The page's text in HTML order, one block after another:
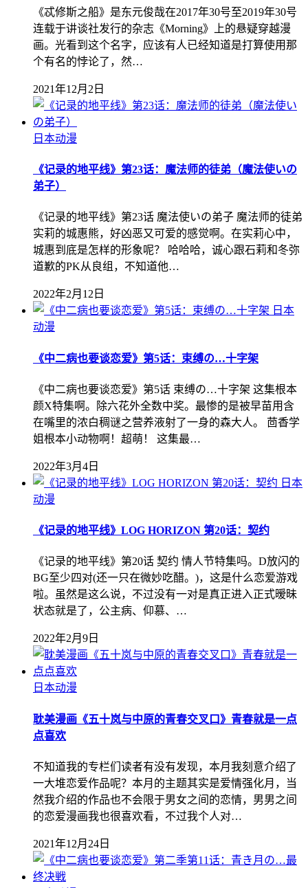
《忒修斯之船》是东元俊哉在2017年30号至2019年30号
连载于讲谈社发行的杂志《Morning》上的悬疑穿越漫
画。光看到这个名字，应该有人已经知道是打算使用那
个有名的悖论了，然…
2021年12月2日
日本动漫
《记录的地平线》第23话：魔法师的徒弟（魔法使いの
弟子）
《记录的地平线》第23话 魔法使いの弟子 魔法师的徒弟
实莉的城惠熊，好凶恶又可爱的感觉啊。在实莉心中，
城惠到底是怎样的形象呢？ 哈哈哈，诚心跟石莉和冬弥
道歉的PK从良组，不知道他…
2022年2月12日
日本
动漫
《中二病也要谈恋爱》第5话：束缚の…十字架
《中二病也要谈恋爱》第5话 束缚の…十字架 这集根本
颜X特集啊。除六花外全数中奖。最惨的是被早苗用含
在嘴里的浓白稠谜之营养液射了一身的森大人。 茴香学
姐根本小动物啊！超萌！ 这集最…
2022年3月4日
日本
动漫
《记录的地平线》LOG HORIZON 第20话：契约
《记录的地平线》第20话 契约 情人节特集吗。D放闪的
BG至少四对(还一只在微妙吃醋。)，这是什么恋爱游戏
啦。虽然是这么说，不过没有一对是真正进入正式暧昧
状态就是了，公主病、仰慕、…
2022年2月9日
日本动漫
耽美漫画《五十岚与中原的青春交叉口》青春就是一点
点喜欢
不知道我的专栏们读者有没有发现，本月我刻意介绍了
一大堆恋爱作品呢？本月的主题其实是爱情强化月，当
然我介绍的作品也不会限于男女之间的恋情，男男之间
的恋爱漫画我也很喜欢看，不过我个人对…
2021年12月24日